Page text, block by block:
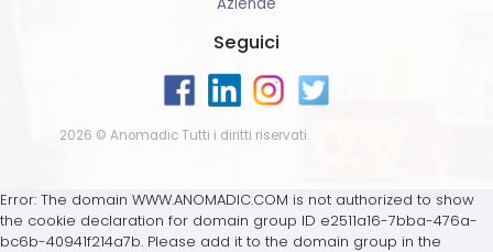
Aziende
Seguici
2026 © Anomadic Tutti i diritti riservati.
Error: The domain WWW.ANOMADIC.COM is not authorized to show
the cookie declaration for domain group ID e2511a16-7bba-476a-
bc6b-40941f214a7b. Please add it to the domain group in the